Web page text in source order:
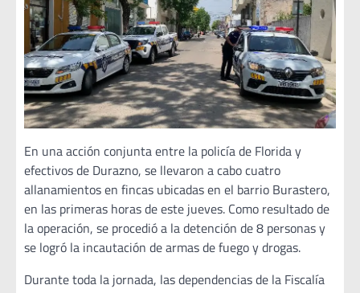
En una acción conjunta entre la policía de Florida y
efectivos de Durazno, se llevaron a cabo cuatro
allanamientos en fincas ubicadas en el barrio Burastero,
en las primeras horas de este jueves. Como resultado de
la operación, se procedió a la detención de 8 personas y
se logró la incautación de armas de fuego y drogas.
Durante toda la jornada, las dependencias de la Fiscalía